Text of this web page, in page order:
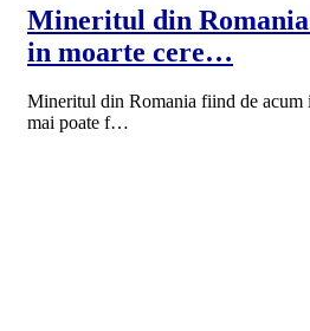
Mineritul din
in moarte cere…
Mineritul din Romania fiind de acum
mai poate f…